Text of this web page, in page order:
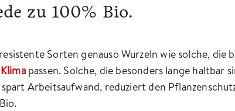
zu 100% Bio.
Sorten genauso Wurzeln wie solche, die
passen. Solche, die besonders lange haltbar
Arbeitsaufwand, reduziert den